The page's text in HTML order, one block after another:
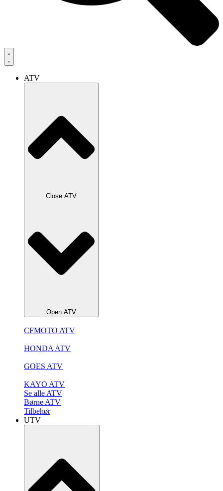
ATV
Close ATV
Open ATV
CFMOTO ATV
HONDA ATV
GOES ATV
KAYO ATV
Se alle ATV
Børne ATV
Tilbehør
UTV